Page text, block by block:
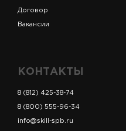
Договор
Вакансии
КОНТАКТЫ
8 (812) 425-38-74
8 (800) 555-96-34
info@skill-spb.ru